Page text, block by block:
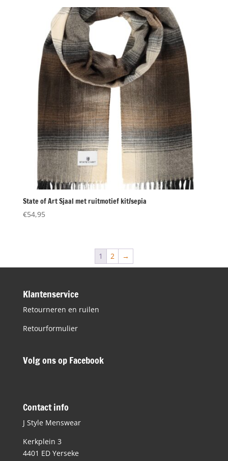
€89,95.€45,00.
State of Art Sjaal met ruitmotief kit/sepia
€54,95
1 2 →
Klantenservice
Retourneren en ruilen
Retourformulier
Volg ons op Facebook
Contact info
J Style Menswear
Kerkplein 3
4401 ED Yerseke